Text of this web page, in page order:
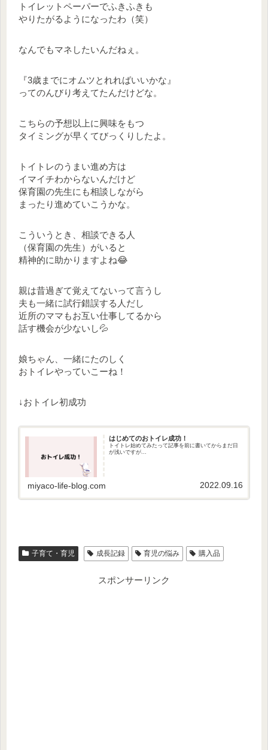
トイレットペーパーでふきふきも
やりたがるようになったわ（笑）
なんでもマネしたいんだねぇ。
『3歳までにオムツとれればいいかな』
ってのんびり考えてたんだけどな。
こちらの予想以上に興味をもつ
タイミングが早くてびっくりしたよ。
トイトレのうまい進め方は
イマイチわからないんだけど
保育園の先生にも相談しながら
まったり進めていこうかな。
こういうとき、相談できる人
（保育園の先生）がいると
精神的に助かりますよね😂
親は昔過ぎて覚えてないって言うし
夫も一緒に試行錯誤する人だし
近所のママもお互い仕事してるから
話す機会が少ないし💦
娘ちゃん、一緒にたのしく
おトイレやっていこーね！
↓おトイレ初成功
はじめてのおトイレ成功！
トイトレ始めてみたって記事を前に書いてからまだ日
が浅いですが...
miyaco-life-blog.com 2022.09.16
子育て・育児 成長記録 育児の悩み 購入品
スポンサーリンク